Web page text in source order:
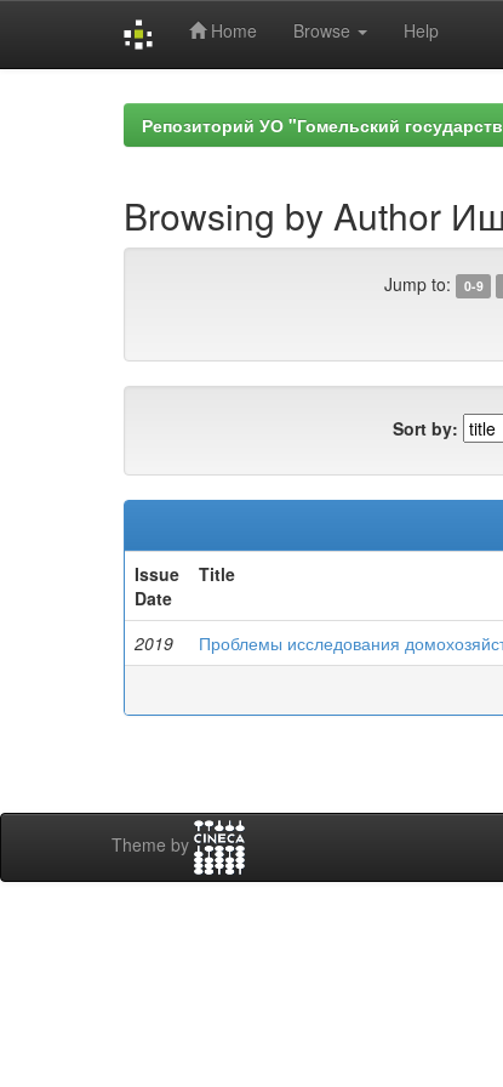
Home Browse Help
Репозиторий УО "Гомельский
Browsing by Author
Jump to: 0-9
Sort by:
Issue
Date
Title
2019 Проблемы исследования
Theme by